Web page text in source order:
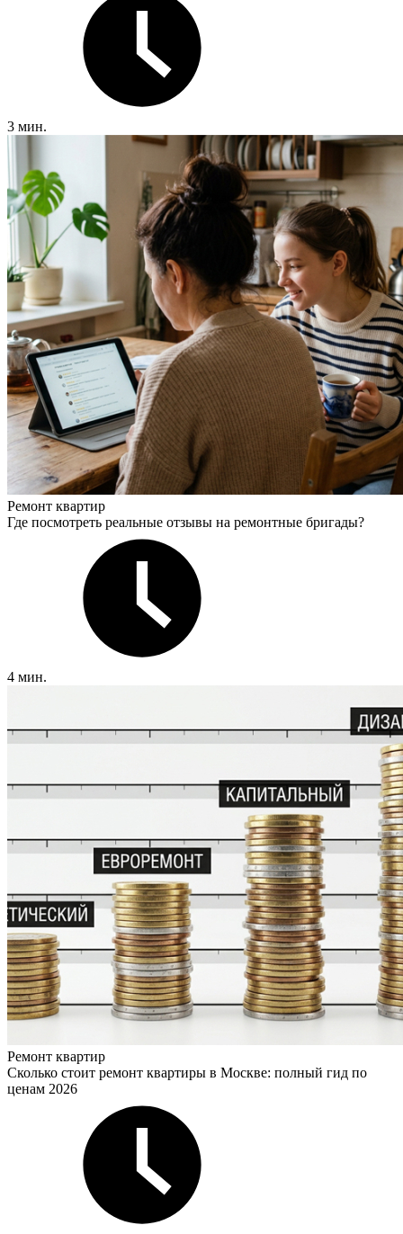
3 мин.
Ремонт квартир
Где посмотреть реальные отзывы на ремонтные бригады?
4 мин.
Ремонт квартир
Сколько стоит ремонт квартиры в Москве: полный гид по
ценам 2026